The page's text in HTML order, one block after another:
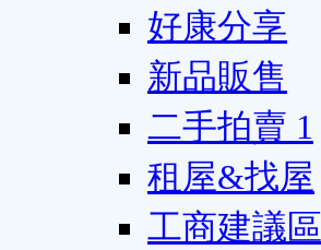
好康分享
新品販售
二手拍賣 1
租屋&找屋
工商建議區